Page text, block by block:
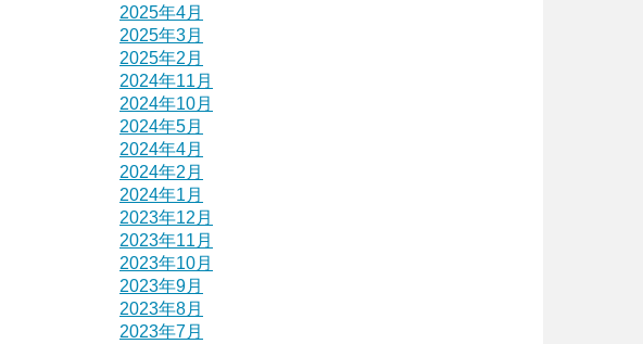
2025年4月
2025年3月
2025年2月
2024年11月
2024年10月
2024年5月
2024年4月
2024年2月
2024年1月
2023年12月
2023年11月
2023年10月
2023年9月
2023年8月
2023年7月